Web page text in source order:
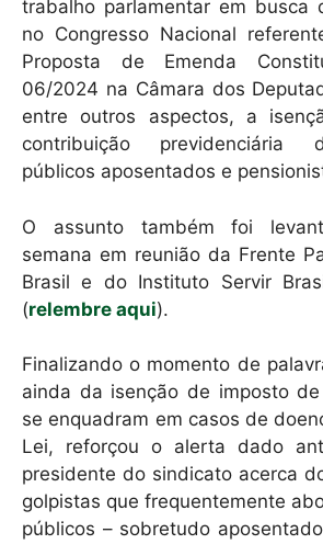
trabalho parlamentar em busca
no Congresso Nacional
Proposta de Emenda
06/2024 na Câmara dos
entre outros aspectos, a
contribuição previdenciária
públicos aposentados e
O assunto também foi
semana em reunião da Frente
Brasil e do Instituto Servir
(relembre aqui).
Finalizando o momento de
ainda da isenção de imposto
se enquadram em casos de
Lei, reforçou o alerta dado
presidente do sindicato acerca
golpistas que frequentemente
públicos – sobretudo